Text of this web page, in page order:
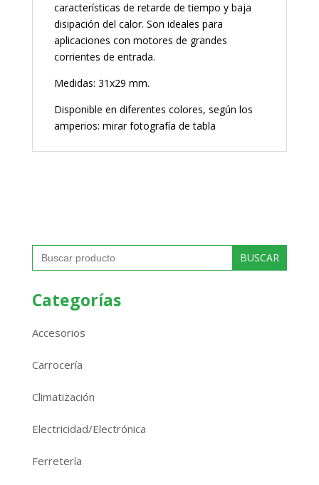
características de retarde de tiempo y baja
disipación del calor. Son ideales para
aplicaciones con motores de grandes
corrientes de entrada.
Medidas: 31x29 mm.
Disponible en diferentes colores, según los
amperios: mirar fotografía de tabla
Buscar:
Categorías
Accesorios
Carrocería
Climatización
Electricidad/Electrónica
Ferretería